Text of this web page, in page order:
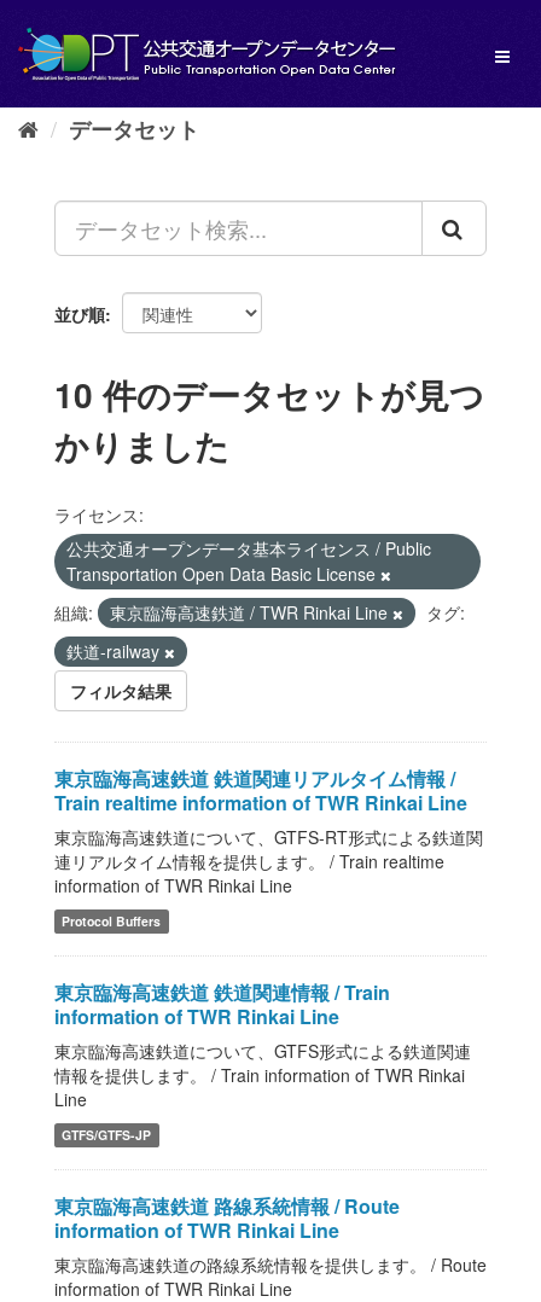
し
データセット
並び順
10 件のデータセットが見つ
かりました
ライセンス:
公共交通オープンデータ基本ライセンス / Public
Transportation Open Data Basic License
組織:
東京臨海高速鉄道 / TWR Rinkai Line
タグ:
鉄道-railway
フィルタ結果
東京臨海高速鉄道 鉄道関連リアルタイム情報 /
Train realtime information of TWR Rinkai Line
東京臨海高速鉄道について、GTFS-RT形式による鉄道関
連リアルタイム情報を提供します。 / Train realtime
information of TWR Rinkai Line
Protocol Buffers
東京臨海高速鉄道 鉄道関連情報 / Train
information of TWR Rinkai Line
東京臨海高速鉄道について、GTFS形式による鉄道関連
情報を提供します。 / Train information of TWR Rinkai
Line
GTFS/GTFS-JP
東京臨海高速鉄道 路線系統情報 / Route
information of TWR Rinkai Line
東京臨海高速鉄道の路線系統情報を提供します。 / Route
information of TWR Rinkai Line